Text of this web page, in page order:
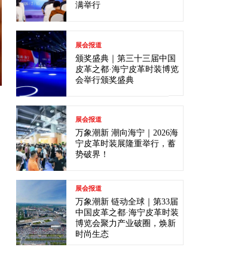
满举行
展会报道
颁奖盛典｜第三十三届中国
皮革之都·海宁皮革时装博览
会举行颁奖盛典
展会报道
万象潮新 潮向海宁｜2026海
宁皮革时装展隆重举行，蓄
势破界！
展会报道
万象潮新 链动全球｜第33届
中国皮革之都·海宁皮革时装
博览会聚力产业破圈，焕新
时尚生态